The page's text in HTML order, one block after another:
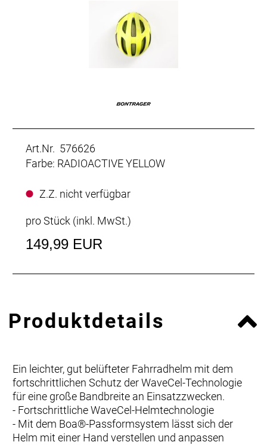
Art.Nr. 576626
Farbe: RADIOACTIVE YELLOW
Z.Z. nicht verfügbar
pro Stück (inkl. MwSt.)
149,99 EUR
Produktdetails
Ein leichter, gut belüfteter Fahrradhelm mit dem
fortschrittlichen Schutz der WaveCel-Technologie
für eine große Bandbreite an Einsatzzwecken.
- Fortschrittliche WaveCel-Helmtechnologie
- Mit dem Boa®-Passformsystem lässt sich der
Helm mit einer Hand verstellen und anpassen